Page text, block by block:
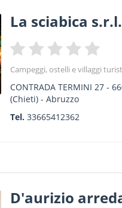
La sciabica s.r.l.
Campeggi, ostelli e villaggi
CONTRADA TERMINI 27 -
(Chieti) -Abruzzo
Tel.33665412362
D'aurizio